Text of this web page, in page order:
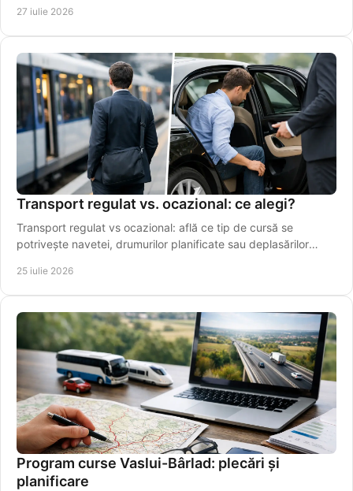
27 iulie 2026
Transport regulat vs. ocazional: ce alegi?
Transport regulat vs ocazional: află ce tip de cursă se
potrivește navetei, drumurilor planificate sau deplasărilor
25 iulie 2026
Program curse Vaslui-Bârlad: plecări și
planificare